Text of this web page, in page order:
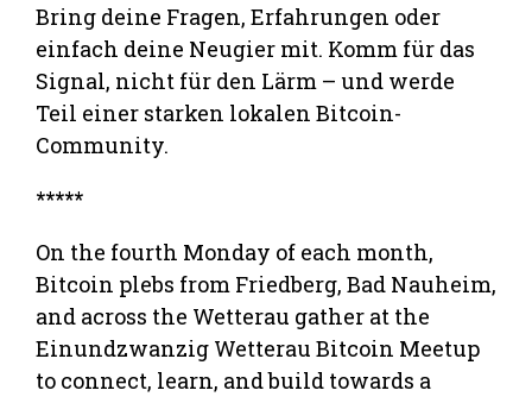
Bring deine Fragen, Erfahrungen oder
einfach deine Neugier mit. Komm für das
Signal, nicht für den Lärm – und werde
Teil einer starken lokalen Bitcoin-
Community.
*****
On the fourth Monday of each month,
Bitcoin plebs from Friedberg, Bad Nauheim,
and across the Wetterau gather at the
Einundzwanzig Wetterau Bitcoin Meetup
to connect, learn, and build towards a